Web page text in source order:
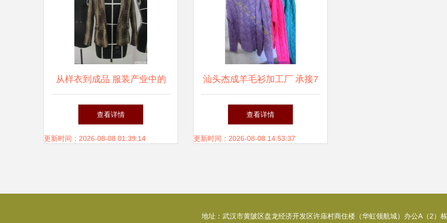
从样衣到成品 服装产业中的
创新与量产之旅
查看详情
更新时间：2026-08-08 01:39:14
汕头杰成羊毛衫加工厂 承接7
针成件加工，来料或成品发单
灵活合作
查看详情
更新时间：2026-08-08 14:53:37
地址：武汉市黄陂区盘龙经济开发区许庙村商住楼（华虹领航城）办公A（2）